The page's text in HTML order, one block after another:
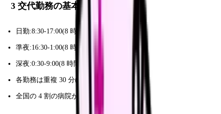
3 交代勤務の基本
日勤:8:30-17:00(8 時間)
準夜:16:30-1:00(8 時間)
深夜:0:30-9:00(8 時間)
各勤務は重複 30 分(申送り)
全国の 4 割の病院が採用(減少傾向)